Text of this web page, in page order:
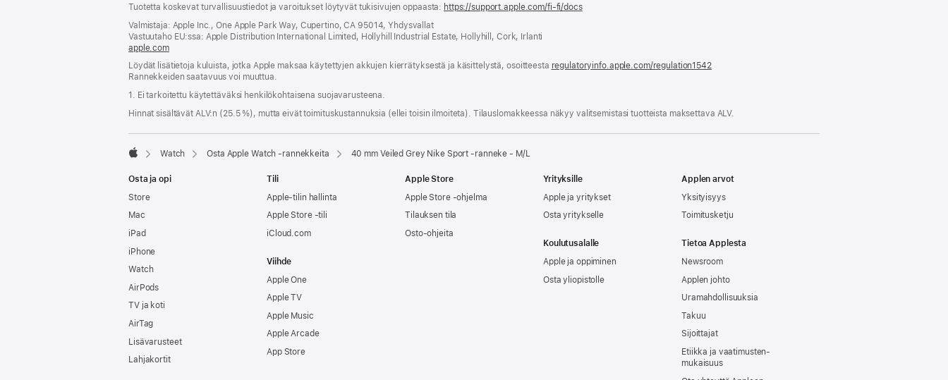
Tuotetta koskevat turvallisuustiedot ja varoitukset löytyvät tukisivujen oppaasta: https://support.apple.com/fi-fi/docs(avautuu
Valmistaja: Apple Inc., One Apple Park Way, Cupertino, CA 95014, Yhdysvallat
Vastuutaho EU:ssa: Apple Distribution International Limited, Hollyhill Industrial Estate, Hollyhill, Cork, Irlanti
apple.com(avautuu
uuteen
ikkunaan)
Löydät lisätietoja kuluista, jotka Apple maksaa käytettyjen akkujen kierrätyksestä ja käsittelystä, osoitteesta regulatoryinfo.apple.com/regulation1542(avautuu
Rannekkeiden saatavuus voi muuttua.
1. Ei tarkoitettu käytettäväksi henkilökohtaisena suojavarusteena.
Hinnat sisältävät ALV:n (25.5 %), mutta eivät toimitus­kustannuksia (ellei toisin ilmoiteta). Tilauslomakkeessa näkyy valitsemistasi tuotteista maksettava ALV.
Watch Osta Apple Watch ‑rannekkeita 40 mm Veiled Grey Nike Sport ‑ranneke - M/L
Osta ja opi
Store
Mac
iPad
iPhone
Watch
AirPods
TV ja koti
AirTag
Lisävarusteet
Lahjakortit
Tili
Apple-tilin hallinta
Apple Store -tili
iCloud.com
Viihde
Apple One
Apple TV
Apple Music
Apple Arcade
App Store
Apple Store
Apple Store -ohjelma
Tilauksen tila
Osto-ohjeita
Yrityksille
Apple ja yritykset
Osta yritykselle
Koulutusalalle
Apple ja oppiminen
Osta yliopistolle
Applen arvot
Yksityisyys
Toimitusketju
Tietoa Applesta
Newsroom
Applen johto
Uramahdollisuuksia
Takuu
Sijoittajat
Etiikka ja vaatimusten­
mukaisuus